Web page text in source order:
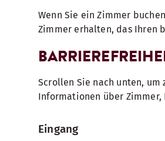
Wenn Sie ein Zimmer
Zimmer erhalten, das Ihren
Scrollen Sie nach unten,
Informationen über
Eingang